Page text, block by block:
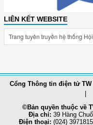
LIÊN KẾT WEBSITE
Cổng Thông tin điện tử TW
©Bản quyền thuộc về
Địa chỉ: 39 Hàng
Điện thoại: (024)